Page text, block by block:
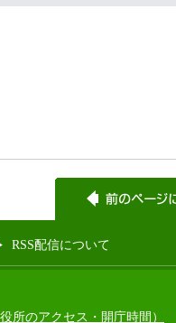
RSS配信について
役所のアクセス・開庁時間）